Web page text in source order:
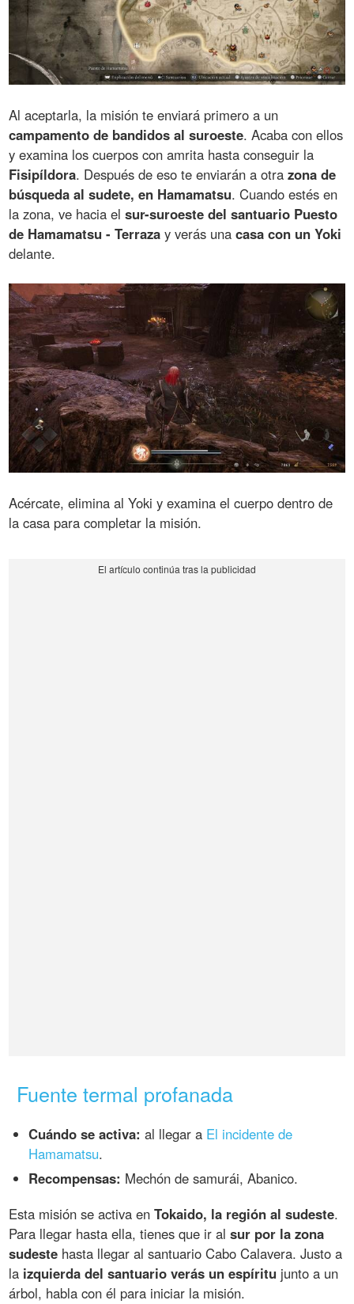
Al aceptarla, la misión te enviará primero a un
campamento de bandidos al suroeste. Acaba con ellos
y examina los cuerpos con amrita hasta conseguir la
Fisipíldora. Después de eso te enviarán a otrazona de
búsqueda al sudete, en Hamamatsu. Cuando estés en
la zona, ve hacia elsur-suroeste del santuario Puesto
de Hamamatsu - Terraza y verás unacasa con un Yoki
delante.
Acércate, elimina al Yoki y examina el cuerpo dentro de
la casa para completar la misión.
Fuente termal profanada
Cuándo se activa: al llegar a El incidente de
Hamamatsu.
Recompensas: Mechón de samurái, Abanico.
Esta misión se activa enTokaido, la región al sudeste.
Para llegar hasta ella, tienes que ir alsur por la zona
sudeste hasta llegar al santuario Cabo Calavera. Justo a
la izquierda del santuario verás un espíritu junto a un
árbol, habla con él para iniciar la misión.